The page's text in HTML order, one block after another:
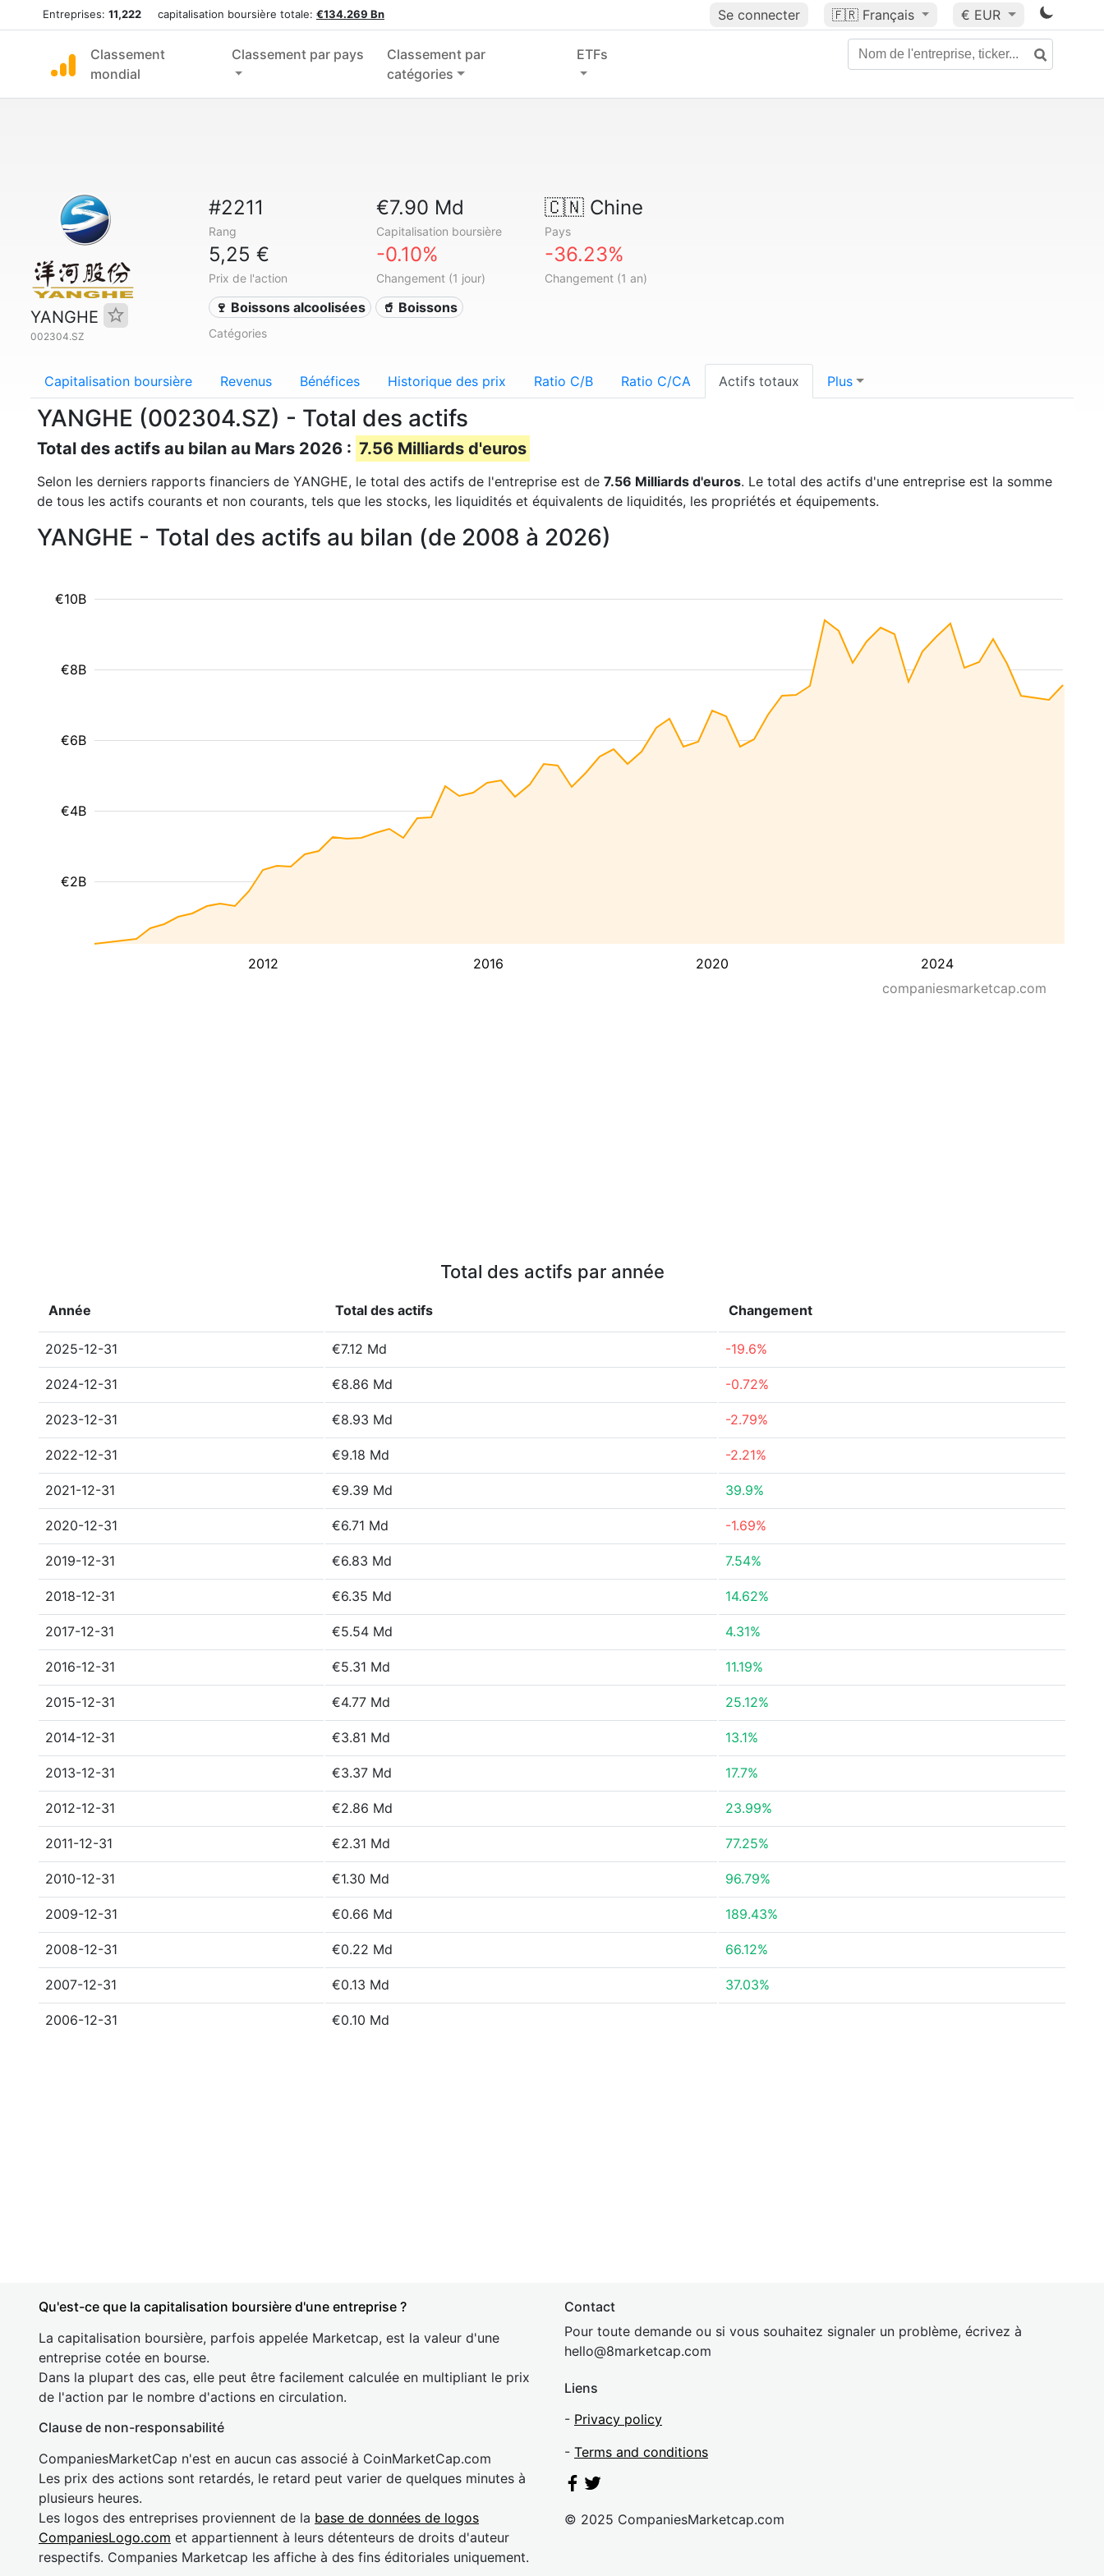
Entreprises: 11,222 capitalisation boursière totale: €134.269 Bn Se connecter 🇫🇷 Français € EUR
Classement
mondial
Classement par pays
Classement par
catégories
ETFs
YANGHE
002304.SZ
#2211
Rang
€7.90 Md
Capitalisation boursière
🇨🇳Chine
Pays
5,25 €
Prix de l'action
-0.10%
Changement (1 jour)
-36.23%
Changement (1 an)
🍷 Boissons alcoolisées 🥤 Boissons
Catégories
Capitalisation boursière Revenus Bénéfices Historique des prix Ratio C/B Ratio C/CA Actifs totaux Plus
YANGHE (002304.SZ) - Total des actifs
Total des actifs au bilan au Mars 2026 : 7.56 Milliards d'euros
Selon les derniers rapports financiers de YANGHE, le total des actifs de l'entreprise est de 7.56 Milliards d'euros. Le total des actifs d'une entreprise est la somme
de tous les actifs courants et non courants, tels que les stocks, les liquidités et équivalents de liquidités, les propriétés et équipements.
YANGHE - Total des actifs au bilan (de 2008 à 2026)
2012 2016 2020 2024
€2B
€4B
€6B
€8B
€10B
companiesmarketcap.com
Total des actifs par année
Année Total des actifs Changement
2025-12-31 €7.12 Md -19.6%
2024-12-31 €8.86 Md -0.72%
2023-12-31 €8.93 Md -2.79%
2022-12-31 €9.18 Md -2.21%
2021-12-31 €9.39 Md 39.9%
2020-12-31 €6.71 Md -1.69%
2019-12-31 €6.83 Md 7.54%
2018-12-31 €6.35 Md 14.62%
2017-12-31 €5.54 Md 4.31%
2016-12-31 €5.31 Md 11.19%
2015-12-31 €4.77 Md 25.12%
2014-12-31 €3.81 Md 13.1%
2013-12-31 €3.37 Md 17.7%
2012-12-31 €2.86 Md 23.99%
2011-12-31 €2.31 Md 77.25%
2010-12-31 €1.30 Md 96.79%
2009-12-31 €0.66 Md 189.43%
2008-12-31 €0.22 Md 66.12%
2007-12-31 €0.13 Md 37.03%
2006-12-31 €0.10 Md
Qu'est-ce que la capitalisation boursière d'une entreprise ?
La capitalisation boursière, parfois appelée Marketcap, est la valeur d'une
entreprise cotée en bourse.
Dans la plupart des cas, elle peut être facilement calculée en multipliant le prix
de l'action par le nombre d'actions en circulation.
Clause de non-responsabilité
CompaniesMarketCap n'est en aucun cas associé à CoinMarketCap.com
Les prix des actions sont retardés, le retard peut varier de quelques minutes à
plusieurs heures.
Les logos des entreprises proviennent de la base de données de logos
CompaniesLogo.com et appartiennent à leurs détenteurs de droits d'auteur
respectifs. Companies Marketcap les affiche à des fins éditoriales uniquement.
Contact
Pour toute demande ou si vous souhaitez signaler un problème, écrivez à
hello@8marketcap.com
Liens
- Privacy policy
- Terms and conditions
© 2025 CompaniesMarketcap.com